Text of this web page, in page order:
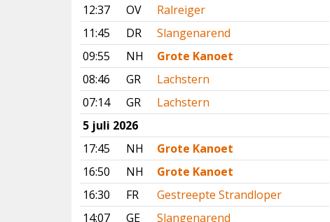
12:37
OV
Ralreiger
11:45
DR
Slangenarend
09:55
NH
Grote Kanoet
08:46
GR
Lachstern
07:14
GR
Lachstern
5 juli 2026
17:45
NH
Grote Kanoet
16:50
NH
Grote Kanoet
16:30
FR
Gestreepte Strandloper
14:07
GE
Slangenarend